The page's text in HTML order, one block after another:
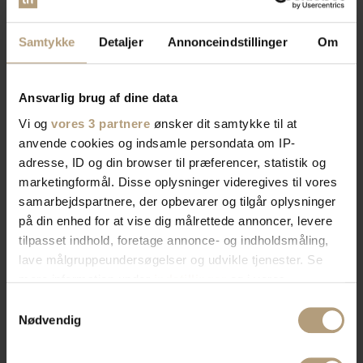
Samtykke Detaljer Annonceindstillinger Om
Ansvarlig brug af dine data
Vi og vores 3 partnere ønsker dit samtykke til at
anvende cookies og indsamle persondata om IP-
adresse, ID og din browser til præferencer, statistik og
marketingformål. Disse oplysninger videregives til vores
samarbejdspartnere, der opbevarer og tilgår oplysninger
på din enhed for at vise dig målrettede annoncer, levere
tilpasset indhold, foretage annonce- og indholdsmåling,
lave målgruppeundersøgelser og udvikle tjenester. Se
tilbage eller ændre indstillinger fra vores
"Cookiedeklaration", eller ved at trykke på "Privacy
Nødvendig